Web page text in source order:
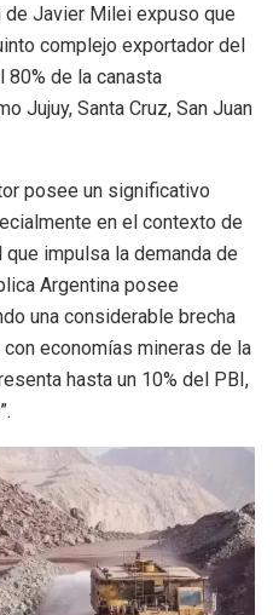
Javier Milei expuso que
complejo exportador del
80% de la canasta
Jujuy, Santa Cruz, San Juan
posee un significativo
en el contexto de
impulsa la demanda de
Argentina posee
una considerable brecha
economías mineras de la
hasta un 10% del PBI,